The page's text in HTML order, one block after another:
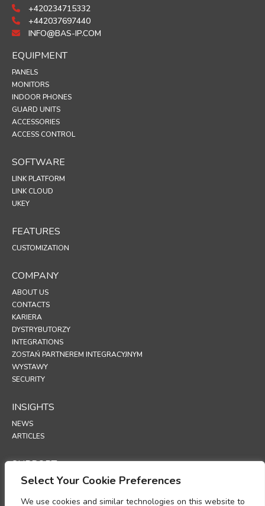
Select Your Cookie Preferences
We use cookies and similar technologies on this website to
+420234715332
+442037697440
INFO@BAS-IP.COM
EQUIPMENT
PANELS
MONITORS
INDOOR PHONES
GUARD UNITS
ACCESSORIES
ACCESS CONTROL
SOFTWARE
LINK PLATFORM
LINK CLOUD
UKEY
FEATURES
CUSTOMIZATION
COMPANY
ABOUT US
CONTACTS
KARIERA
DYSTRYBUTORZY
INTEGRATIONS
ZOSTAŃ PARTNEREM INTEGRACYJNYM
WYSTAWY
SECURITY
INSIGHTS
NEWS
ARTICLES
SUPPORT
TECHNICAL PORTAL